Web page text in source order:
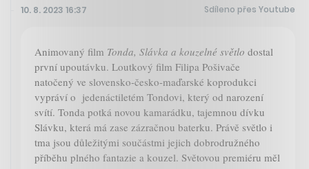
10. 8. 2023 16:37 Sdíleno přes Youtube
Animovaný film Tonda, Slávka a kouzelné světlo dostal
první upoutávku. Loutkový film Filipa Pošivače
natočený ve slovensko-česko-maďarské koprodukci
vypráví o jedenáctiletém Tondovi, který od narození
svítí. Tonda potká novou kamarádku, tajemnou dívku
Slávku, která má zase zázračnou baterku. Právě světlo i
tma jsou důležitými součástmi jejich dobrodružného
příběhu plného fantazie a kouzel. Světovou premiéru měl